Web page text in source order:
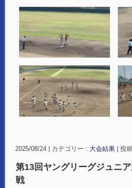
2025/08/24 カテゴリー : 大会結果 投
第13回ヤングリーグジュニ
戦